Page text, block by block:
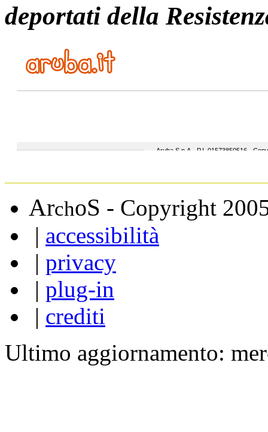
deportati della
ArchoS - Copyright
| accessibilità
| privacy
| plug-in
| crediti
Ultimo aggiornamento: